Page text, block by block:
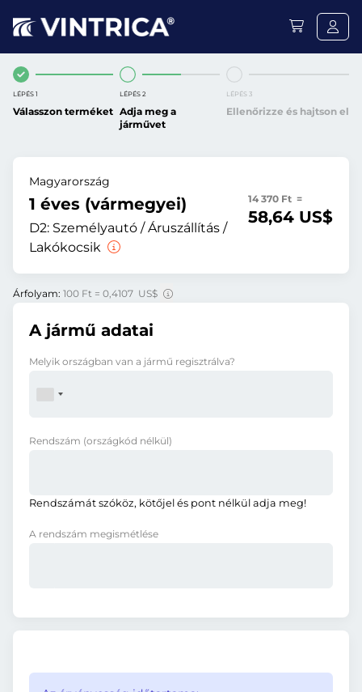
LÉPÉS 1
Válasszon terméket
LÉPÉS 2
Adja meg a
járművet
LÉPÉS 3
Ellenőrizze és hajtson el
Magyarország
1 éves (vármegyei)
D2: Személyautó / Áruszállítás /
Lakókocsik
14 370 Ft =
58,64 US$
Árfolyam: 100 Ft = 0,4107 US$
A jármű adatai
Melyik országban van a jármű regisztrálva?
Rendszám (országkód nélkül)
Rendszámát szóköz, kötőjel és pont nélkül adja meg!
A rendszám megismétlése